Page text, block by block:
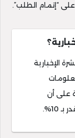
“إتمام الطلب”.
الإخبارية
على أن